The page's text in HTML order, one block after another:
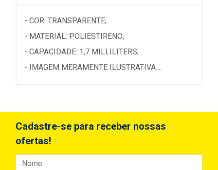
- COR: TRANSPARENTE;
- MATERIAL: POLIESTIRENO;
- CAPACIDADE: 1,7 MILLILITERS;
- IMAGEM MERAMENTE ILUSTRATIVA....
Cadastre-se para receber nossas
ofertas!